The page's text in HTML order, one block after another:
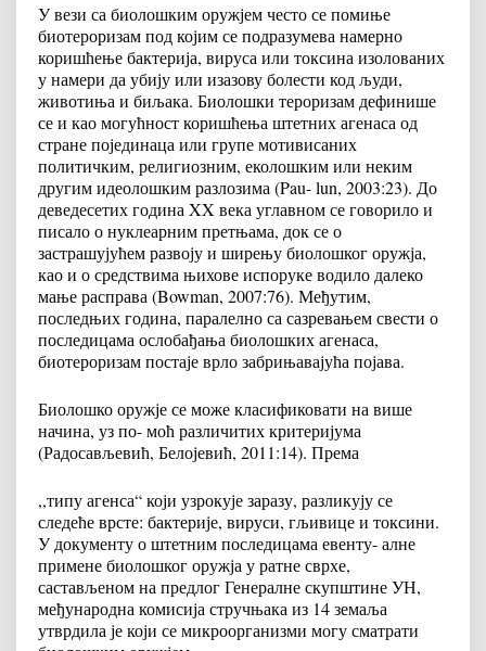
У вези са биолошким оружјем често се помиње
биотероризам под којим се подразумева намерно
коришћење бактерија, вируса или токсина изолованих
у намери да убију или изазову болести код људи,
животиња и биљака. Биолошки тероризам дефинише
се и као могућност коришћења штетних агенаса од
стране појединаца или групе мотивисаних
политичким, религиозним, еколошким или неким
другим идеолошким разлозима (Pau- lun, 2003:23). До
деведесетих година XX века углавном се говорило и
писало о нуклеарним претњама, док се о
застрашујућем развоју и ширењу биолошког оружја,
као и о средствима њихове испоруке водило далеко
мање расправа (Bowman, 2007:76). Међутим,
последњих година, паралелно са сазревањем свести о
последицама ослобађања биолошких агенаса,
биотероризам постаје врло забрињавајућа појава.
Биолошко оружје се може класификовати на више
начина, уз по- моћ различитих критеријума
(Радосављевић, Белојевић, 2011:14). Према
,,типу агенса“ који узрокује заразу, разликују се
следеће врсте: бактерије, вируси, гљивице и токсини.
У документу о штетним последицама евенту- алне
примене биолошког оружја у ратне сврхе,
састављеном на предлог Генералне скупштине УН,
међународна комисија стручњака из 14 земаља
утврдила је који се микроорганизми могу сматрати